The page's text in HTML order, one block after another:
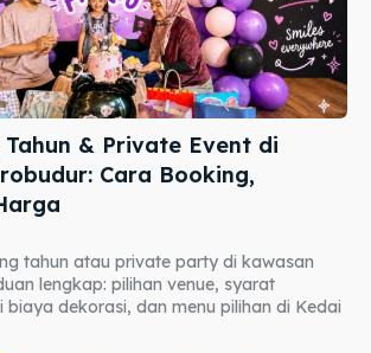
& Private Event di
Cara Booking,
tahun atau private party di kawasan
lengkap: pilihan venue, syarat
biaya dekorasi, dan menu pilihan di Kedai